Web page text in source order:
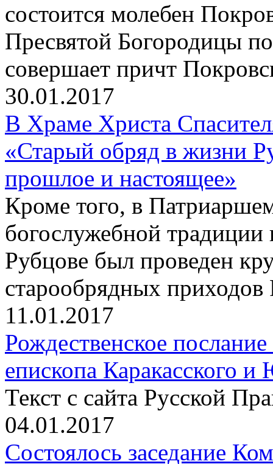
состоится молебен
Пресвятой Богородицы
совершает причт
30.01.2017
В Храме Христа
«Старый обряд в жизни
прошлое и настоящее»
Кроме того, в
богослужебной
Рубцове был проведен
старообрядных
11.01.2017
Рождественское
епископа Каракасского
Текст с сайта Русской
04.01.2017
Состоялось заседание